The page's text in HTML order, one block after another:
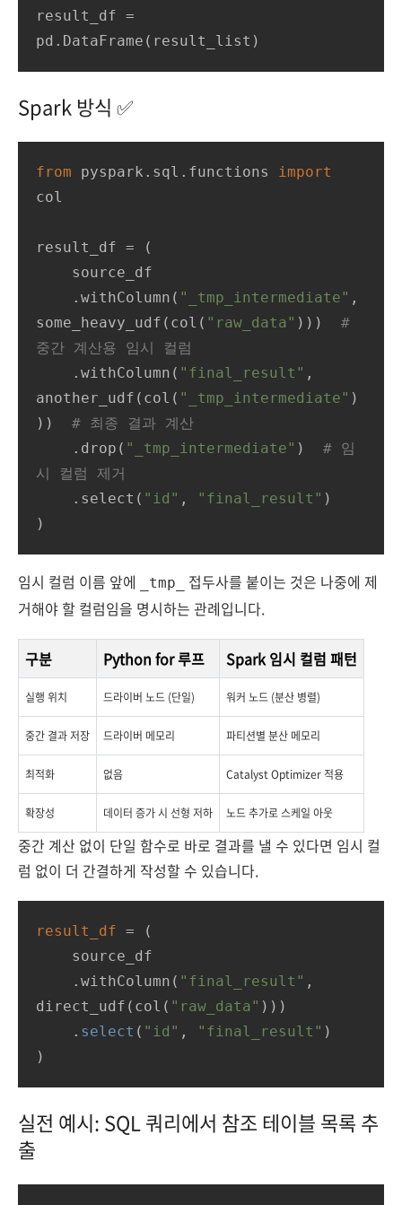
result_df =
pd.DataFrame(result_list)
Spark 방식 ✅
from pyspark.sql.functions import
col
result_df = (
    .withColumn(
"_tmp_intermediate" ,
some_heavy_udf(col( "raw_data" ))) #
중간 계산용 임시 컬럼
    .withColumn(
"final_result" ,
another_udf(col( "_tmp_intermediate" )
)) # 최종 결과 계산
    .drop(
"_tmp_intermediate" ) # 임
시 컬럼 제거
    .select(
"id" , "final_result" )
)
임시 컬럼 이름 앞에 _tmp_
접두사를 붙이는 것은 나중에 제
거해야 할 컬럼임을 명시하는 관례입니다.
구분 Python for 루프 Spark 임시 컬럼 패턴
실행 위치 드라이버 노드 (단일) 워커 노드 (분산 병렬)
중간 결과 저장 드라이버 메모리 파티션별 분산 메모리
최적화 없음 Catalyst Optimizer 적용
확장성 데이터 증가 시 선형 저하 노드 추가로 스케일 아웃
중간 계산 없이 단일 함수로 바로 결과를 낼 수 있다면 임시 컬
럼 없이 더 간결하게 작성할 수 있습니다.
result_df = (
    .withColumn(
"final_result" ,
direct_udf(col( "raw_data" )))
    .
select ( "id" , "final_result" )
)
실전 예시: SQL 쿼리에서 참조 테이블 목록 추
출